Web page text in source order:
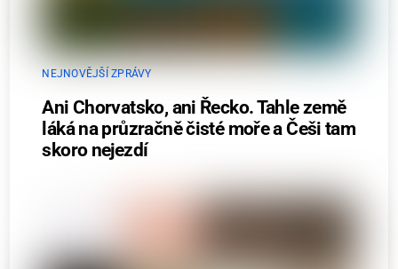
NEJNOVĚJŠÍ ZPRÁVY
Ani Chorvatsko, ani Řecko. Tahle země
láká na průzračně čisté moře a Češi tam
skoro nejezdí